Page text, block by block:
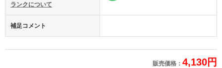
ランクについて
補足コメント
販売価格： 4,130円